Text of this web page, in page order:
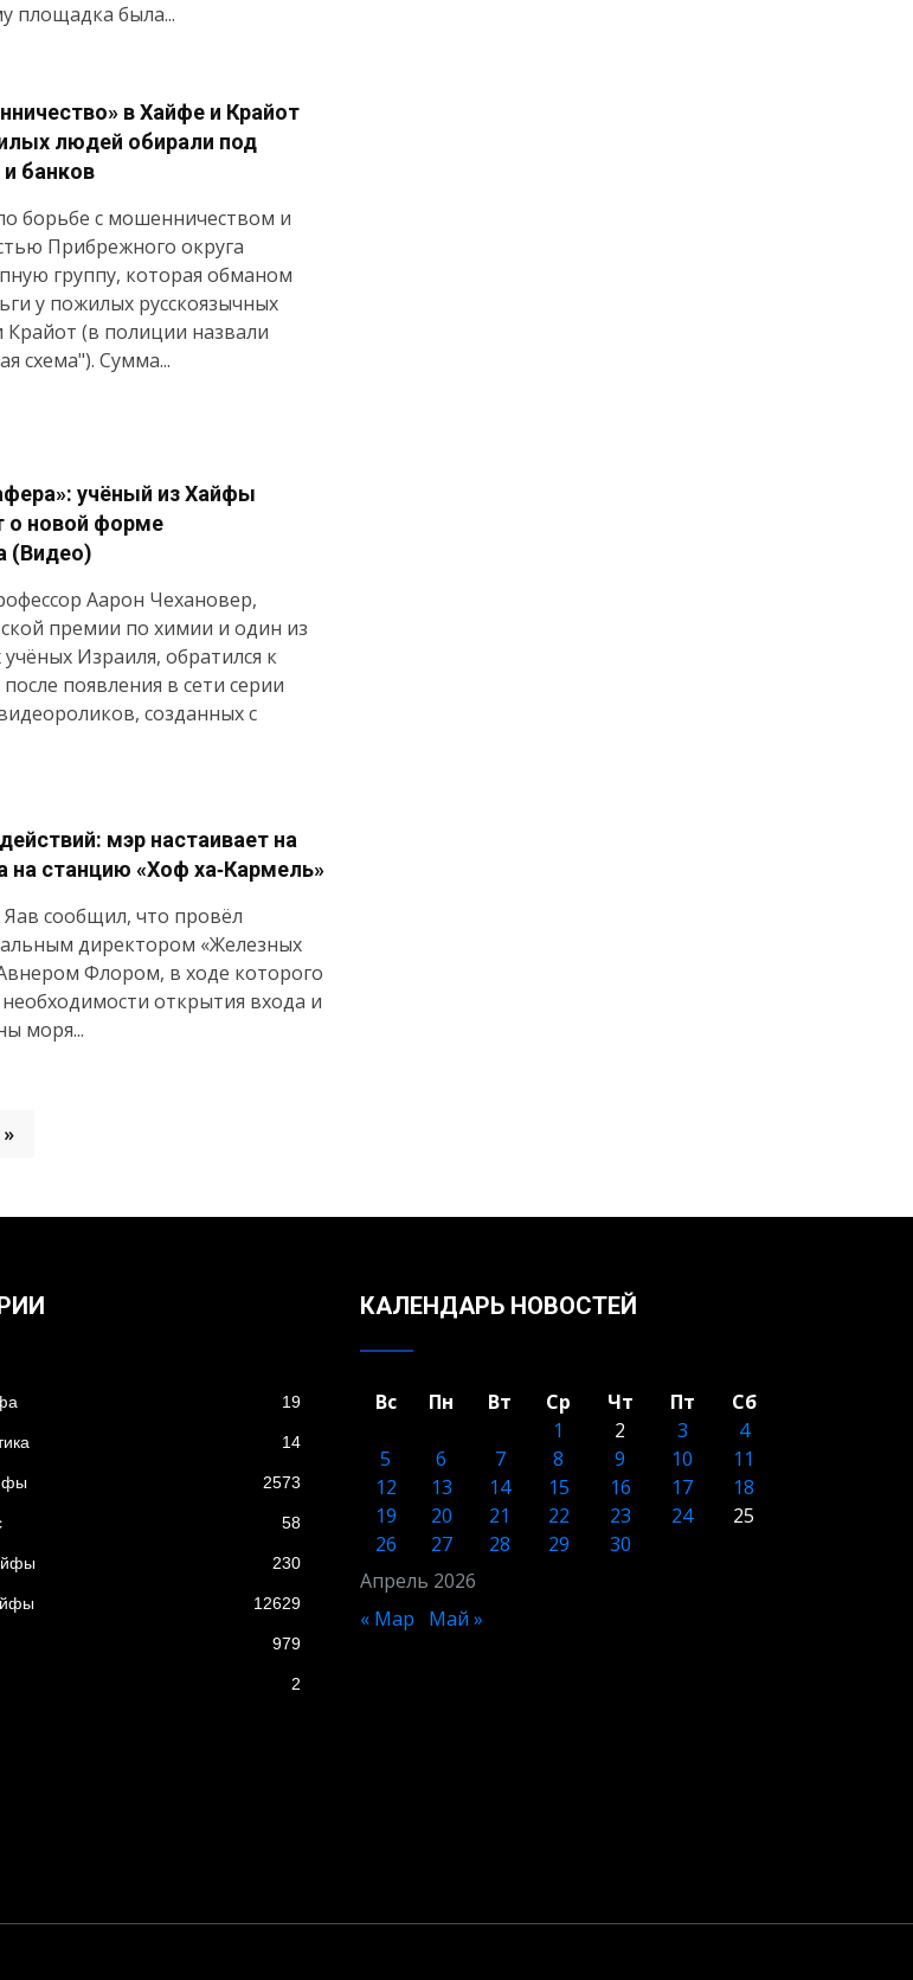
площадка была...
в Хайфе и Крайот
людей обирали под
банков
борьбе с мошенничеством и
Прибрежного округа
группу, которая обманом
у пожилых русскоязычных
(в полиции назвали
схема"). Сумма...
учёный из Хайфы
о новой форме
(Видео)
Аарон Чехановер,
премии по химии и один из
Израиля, обратился к
появления в сети серии
созданных с
мэр настаивает на
на станцию «Хоф ха‑Кармель»
сообщил, что провёл
директором «Железных
Флором, в ходе которого
открытия входа и
моря...
»
19
14
2573
58
230
12629
979
2
КАЛЕНДАРЬ НОВОСТЕЙ
Апрель 2026
Вс Пн Вт Ср Чт Пт
Сб
1
2 3
4
5
6 7 8 9 10
11
12
13 14 15 16 17
18
19
20 21 22 23 24
25
26
27 28 29 30
« Мар Май »